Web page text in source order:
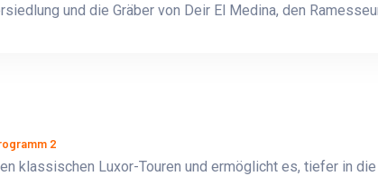
und die Gräber von Deir El Medina, den
2
klassischen Luxor-Touren und ermöglicht es, tiefer in die